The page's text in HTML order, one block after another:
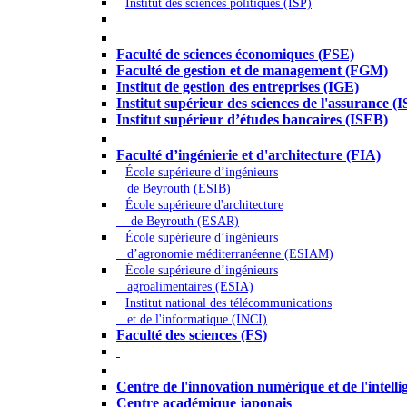
Institut des sciences politiques (ISP)
Faculté de sciences économiques (FSE)
Faculté de gestion et de management (FGM)
Institut de gestion des entreprises (IGE)
Institut supérieur des sciences de l'assurance
Institut supérieur d’études bancaires (ISEB)
Faculté d’ingénierie et d'architecture (FIA)
École supérieure d’ingénieurs
de Beyrouth (ESIB)
École supérieure d'architecture
de Beyrouth (ESAR)
École supérieure d’ingénieurs
d’agronomie méditerranéenne (ESIAM)
École supérieure d’ingénieurs
agroalimentaires (ESIA)
Institut national des télécommunications
et de l'informatique (INCI)
Faculté des sciences (FS)
Centre de l'innovation numérique et de
Centre académique japonais